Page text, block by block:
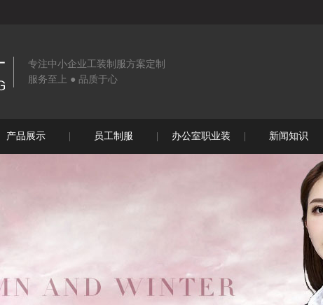
专注中小企业工装制服方案定制
服务至上 ● 品质于心
产品展示 员工制服 办公室职业装 新闻知识